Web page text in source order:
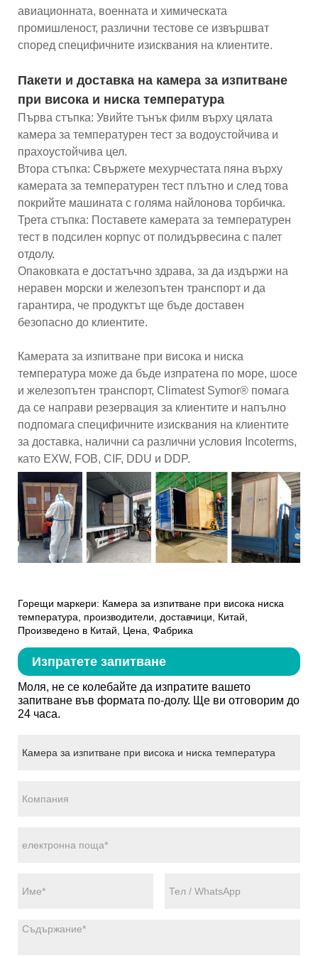
авиационната, военната и химическата
промишленост, различни тестове се извършват
според специфичните изисквания на клиентите.
Пакети и доставка на камера за изпитване
при висока и ниска температура
Първа стъпка: Увийте тънък филм върху цялата
камера за температурен тест за водоустойчива и
прахоустойчива цел.
Втора стъпка: Свържете мехурчестата пяна върху
камерата за температурен тест плътно и след това
покрийте машината с голяма найлонова торбичка.
Трета стъпка: Поставете камерата за температурен
тест в подсилен корпус от полидървесина с палет
отдолу.
Опаковката е достатъчно здрава, за да издържи на
неравен морски и железопътен транспорт и да
гарантира, че продуктът ще бъде доставен
безопасно до клиентите.
Камерата за изпитване при висока и ниска
температура може да бъде изпратена по море, шосе
и железопътен транспорт, Climatest Symor® помага
да се направи резервация за клиентите и напълно
подпомага специфичните изисквания на клиентите
за доставка, налични са различни условия Incoterms,
като EXW, FOB, CIF, DDU и DDP.
Горещи маркери: Камера за изпитване при висока ниска
температура, производители, доставчици, Китай,
Произведено в Китай, Цена, Фабрика
Изпратете запитване
Моля, не се колебайте да изпратите вашето
запитване във формата по-долу. Ще ви отговорим до
24 часа.